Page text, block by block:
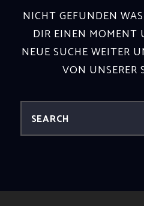
NICHT GEFUNDEN
DIR EINEN MOMENT
NEUE SUCHE WEITER
VON UNSERER